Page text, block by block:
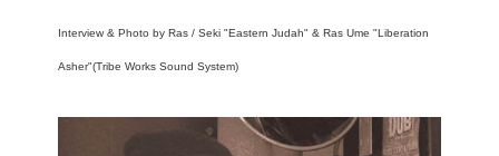
Interview & Photo by Ras / Seki "Eastern Judah" & Ras Ume "Liberation
Asher"(Tribe Works Sound System)